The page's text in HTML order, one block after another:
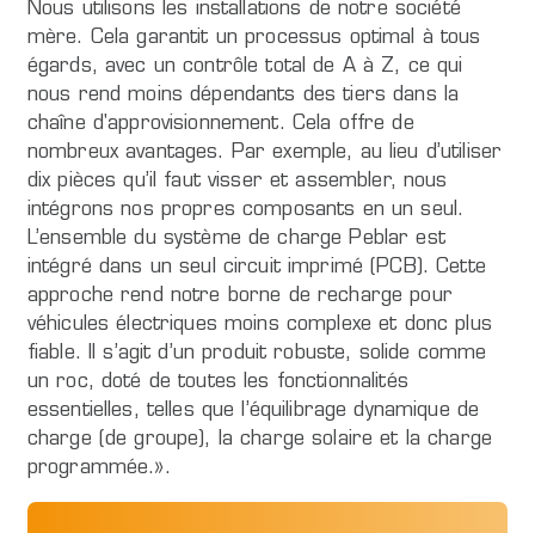
Nous utilisons les installations de notre société
mère. Cela garantit un processus optimal à tous
égards, avec un contrôle total de A à Z, ce qui
nous rend moins dépendants des tiers dans la
chaîne d'approvisionnement. Cela offre de
nombreux avantages. Par exemple, au lieu d’utiliser
dix pièces qu’il faut visser et assembler, nous
intégrons nos propres composants en un seul.
L’ensemble du système de charge Peblar est
intégré dans un seul circuit imprimé (PCB). Cette
approche rend notre borne de recharge pour
véhicules électriques moins complexe et donc plus
fiable. Il s’agit d’un produit robuste, solide comme
un roc, doté de toutes les fonctionnalités
essentielles, telles que l’équilibrage dynamique de
charge (de groupe), la charge solaire et la charge
programmée.».